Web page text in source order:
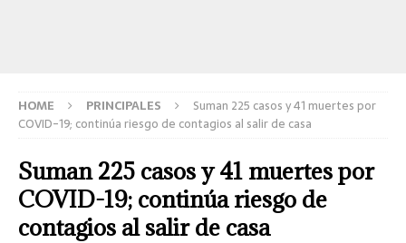
HOME PRINCIPALES
Suman 225 casos y 41 muertes por
COVID-19; continúa riesgo de contagios al salir de casa
Suman 225 casos y 41 muertes por
COVID-19; continúa riesgo de
contagios al salir de casa